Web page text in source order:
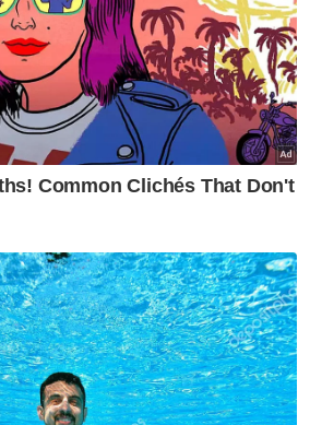
ia telah mencetuskan
kalangan penduduk.
sempurna ditemukan terapung
lemas dihanyutkan arus di
dalam parit dipercayai dibunuh
yang terlibat beri masa.
terbaik untuk
sama sama ada
mereka daripada
juga menghantar bekalan